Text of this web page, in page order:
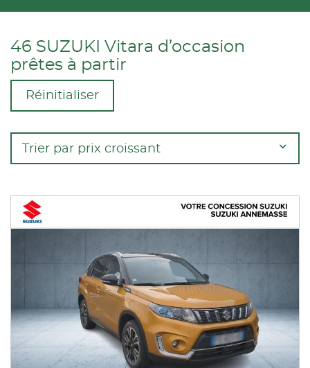
46 SUZUKI Vitara d’occasion
prêtes à partir
Réinitialiser
Trier par prix croissant